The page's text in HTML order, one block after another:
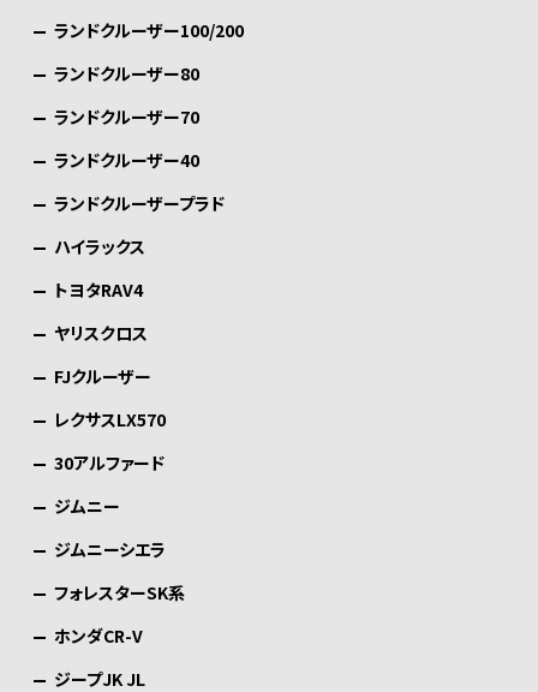
ランドクルーザー100/200
ランドクルーザー80
ランドクルーザー70
ランドクルーザー40
ランドクルーザープラド
ハイラックス
トヨタRAV4
ヤリスクロス
FJクルーザー
レクサスLX570
30アルファード
ジムニー
ジムニーシエラ
フォレスターSK系
ホンダCR-V
ジープJK JL